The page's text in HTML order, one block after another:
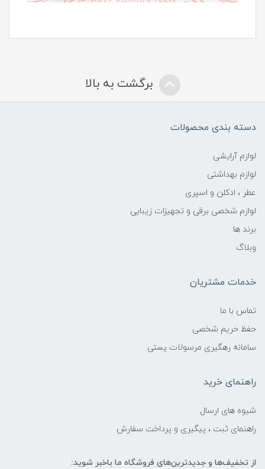
برگشت به بالا
دسته بندی محصولات
لوازم آرایشی
لوازم بهداشتی
عطر ، ادکلن و اسپری
لوازم شخصی برقی و تجهیزات زیبایی
برند ها
وبلاگ
خدمات مشتریان
تماس با ما
حفظ حریم شخصی
سامانه رهگیری مرسولات پستی
راهنمای خرید
شیوه های ارسال
راهنمای ثبت ، پیگیری و پرداخت سفارش
از تخفیف‌ها و جدیدترین‌های فروشگاه ما باخبر شوید: